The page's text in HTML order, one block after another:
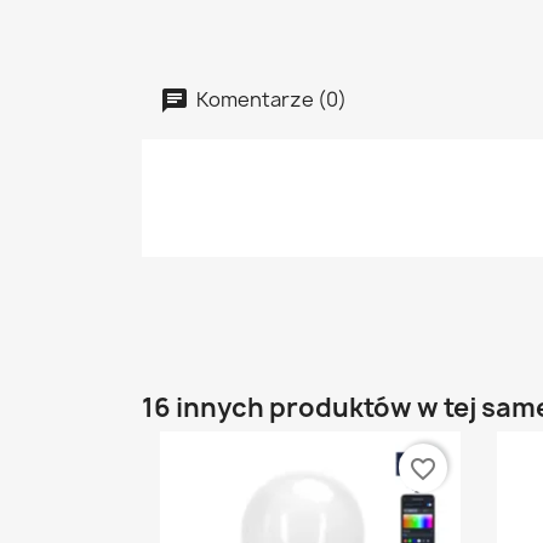
Komentarze (0)
16 innych produktów w tej
favorite_border